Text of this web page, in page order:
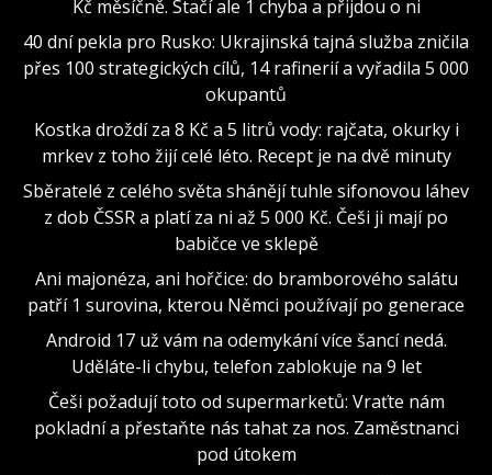
Kč měsíčně. Stačí ale 1 chyba a přijdou o ni
40 dní pekla pro Rusko: Ukrajinská tajná služba zničila
přes 100 strategických cílů, 14 rafinerií a vyřadila 5 000
okupantů
Kostka droždí za 8 Kč a 5 litrů vody: rajčata, okurky i
mrkev z toho žijí celé léto. Recept je na dvě minuty
Sběratelé z celého světa shánějí tuhle sifonovou láhev
z dob ČSSR a platí za ni až 5 000 Kč. Češi ji mají po
babičce ve sklepě
Ani majonéza, ani hořčice: do bramborového salátu
patří 1 surovina, kterou Němci používají po generace
Android 17 už vám na odemykání více šancí nedá.
Uděláte-li chybu, telefon zablokuje na 9 let
Češi požadují toto od supermarketů: Vraťte nám
pokladní a přestaňte nás tahat za nos. Zaměstnanci
pod útokem